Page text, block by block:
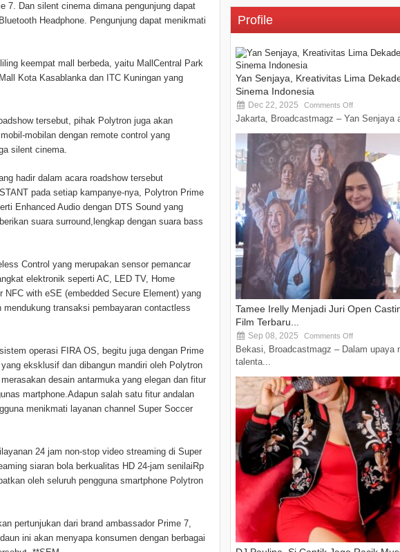
7. Dan silent cinema dimana pengunjung dapat
Headphone. Pengunjung dapat menikmati
keempat mall berbeda, yaitu MallCentral Park
Kota Kasablanka dan ITC Kuningan yang
tersebut, pihak Polytron juga akan
mobilan dengan remote control yang
silent cinema.
hadir dalam acara roadshow tersebut
pada setiap kampanye-nya, Polytron Prime
Enhanced Audio dengan DTS Sound yang
suara surround,lengkap dengan suara bass
Control yang merupakan sensor pemancar
elektronik seperti AC, LED TV, Home
with eSE (embedded Secure Element) yang
transaksi pembayaran contactless
operasi FIRA OS, begitu juga dengan Prime
eksklusif dan dibangun mandiri oleh Polytron
desain antarmuka yang elegan dan fitur
martphone.Adapun salah satu fitur andalan
menikmati layanan channel Super Soccer
24 jam non-stop video streaming di Super
siaran bola berkualitas HD 24-jam senilaiRp
oleh seluruh pengguna smartphone Polytron
pertunjukan dari brand ambassador Prime 7,
ini akan menyapa konsumen dengan berbagai
Profile
Yan Senjaya, Kreativitas Lima
Sinema Indonesia
Dec 22, 2025 Comments Off
Jakarta, Broadcastmagz – Yan Senjaya
Tamee Irelly Menjadi Juri Open
Film Terbaru...
Sep 08, 2025 Comments Off
Bekasi, Broadcastmagz – Dalam upaya
talenta...